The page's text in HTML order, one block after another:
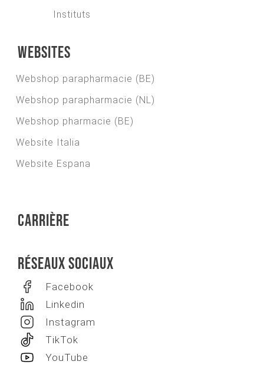
Instituts
Websites
Webshop parapharmacie (BE)
Webshop parapharmacie (NL)
Webshop pharmacie (BE)
Website Italia
Website Espana
Carrière
Réseaux sociaux
Facebook
Linkedin
Instagram
TikTok
YouTube